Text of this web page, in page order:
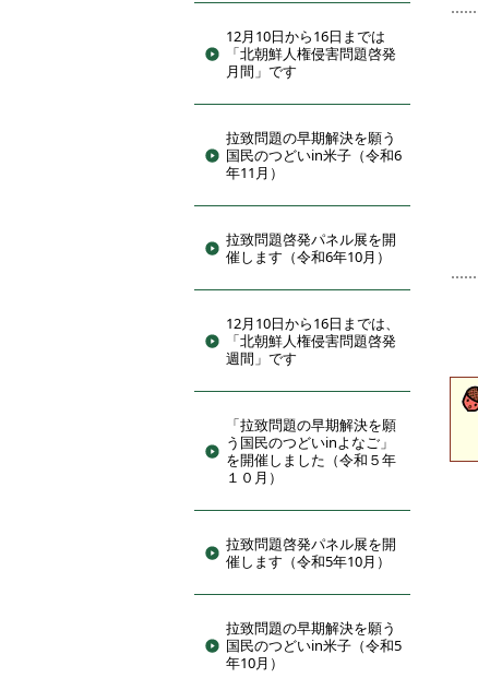
12月10日から16日までは
「北朝鮮人権侵害問題啓発
月間」です
拉致問題の早期解決を願う
国民のつどいin米子（令和6
年11月）
拉致問題啓発パネル展を開
催します（令和6年10月）
12月10日から16日までは、
「北朝鮮人権侵害問題啓発
週間」です
「拉致問題の早期解決を願
う国民のつどいinよなご」
を開催しました（令和５年
１０月）
拉致問題啓発パネル展を開
催します（令和5年10月）
拉致問題の早期解決を願う
国民のつどいin米子（令和5
年10月）